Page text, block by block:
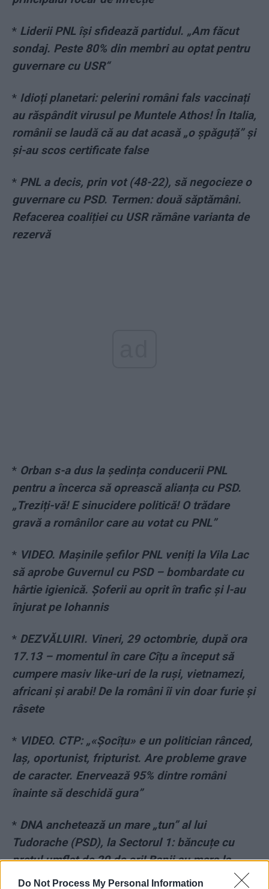
Do Not Process My Personal Information
* Liderii PNL își sfidează partidul. „Am făcut
sondaj. Peste 80% din membri au optat pentru
guvernare cu USR“
* Idioți planetari: pelerini români fals vaccinați
au răspândit virusul pe Muntele Athos! În Italia,
românii se laudă că au dat acasă „o șpăguță” și
și-au scos certificate false
* PNL a decis, prin vot (48-22), să negocieze o
guvernare cu PSD. Termen: două săptămâni.
Refacerea coaliției cu USR rămâne varianta de
rezervă
* Orban s-a dus la ședința conducerii PNL
pentru a încerca să oprească alianța cu PSD.
„Treziți-vă! E sinucidere politică! O trădare
gravă a românilor care au votat cu PNL”
* VIDEO. Mașinile șefilor PNL veniți la Vila Lac
să aprobe Guvernul cu PSD – bombardate cu
hârtie igienică. Șoferii au oprit în trafic și l-au
înjurat pe Iohannis
* DEZVĂLUIRI. Vineri, 29 octombrie, după ora
17.13 – momentul în care Cîțu a început să
cumpere masiv like-uri de la ruși, vietnamezi,
africani și arabi! De la români îi vin doar furie și
râsete
* VIDEO. CTP: „«Șocîțu» e un politician rânced,
laș, oportunist, fripturist. Are probleme grave
de caracter. Enervează 95% dintre români
înainte să deschidă gura”
* DNA anchetează un mare „tun” al lui
Tudorache (PSD), la Sectorul 1: băncuțe cu
prețul umflat de 20 de ori! Banii au mers la
firme din județul Neamț, moșia baronului